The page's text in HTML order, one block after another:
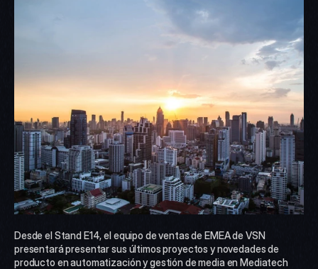
Desde el Stand E14, el equipo de ventas de EMEA de VSN
presentará presentar sus últimos proyectos y novedades de
producto en automatización y gestión de media en Mediatech